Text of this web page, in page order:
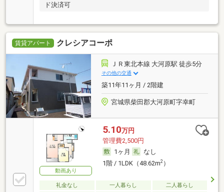
ド決済可
賃貸アパート クレシアコーポ
ＪＲ東北本線 大河原駅 徒歩5分
その他の交通
築11年11ヶ月 / 2階建
宮城県柴田郡大河原町字幸町
動画あり
5.10万円
管理費2,500円
1ヶ月
なし
1階 / 1LDK（48.62m2）
礼金なし 一人暮らし
二人暮らし